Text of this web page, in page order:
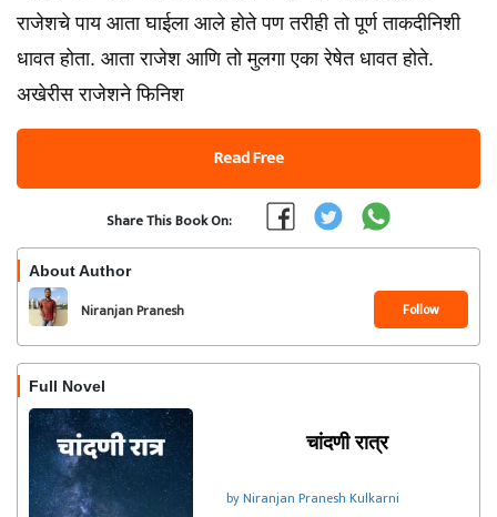
राजेशचे पाय आता घाईला आले होते पण तरीही तो पूर्ण ताकदीनिशी
धावत होता. आता राजेश आणि तो मुलगा एका रेषेत धावत होते.
अखेरीस राजेशने फिनिश
Read Free
Share This Book On:
About Author
Niranjan Pranesh
Kulkarni
Follow
Full Novel
चांदणी रात्र
by Niranjan Pranesh Kulkarni